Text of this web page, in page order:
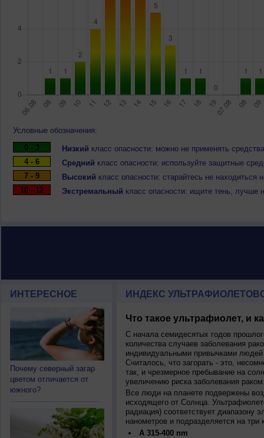
Условные обозначения:
0 - 3
Низкий класс опасности: можно не применять
4 - 6
Средний класс опасности: используйте защитные
7 - 9
Высокий класс опасности: старайтесь не
10 - 12
Экстремальный класс опасности: ищите тень, лучше
ИНТЕРЕСНОЕ
Почему северный загар
цветом отличается от
южного?
ИНДЕКС
Что такое ультрафиолет, и
С начала семидесятых годов
количества случаев заболевания
индивидуальными привычками
Считалось, что загорать - это,
так, и чрезмерное пребывание на
увеличению риска заболевания
Все люди на планете подвержены
исходящего от Солнца.
радиация) соответствует диапазону
нанометров и подразделяется на три
A 315-400 nm